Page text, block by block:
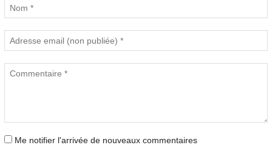
Me notifier l'arrivée de nouveaux commentaires